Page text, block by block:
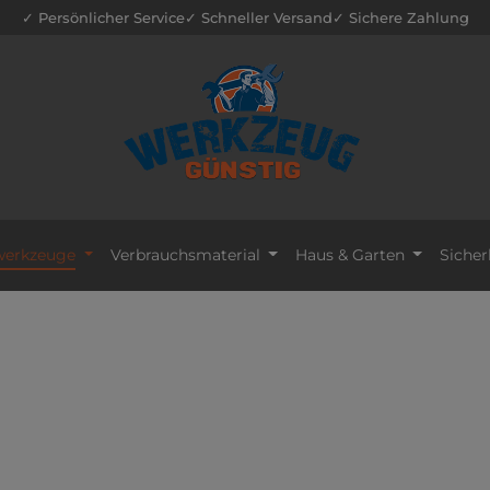
✓ Persönlicher Service✓ Schneller Versand✓ Sichere Zahlung
Verbrauchsmaterial Haus & Garten